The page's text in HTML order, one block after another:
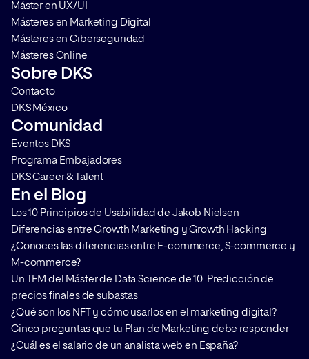
Máster en UX/UI
Másteres en Marketing Digital
Másteres en Ciberseguridad
Másteres Online
Sobre DKS
Contacto
DKS México
Comunidad
Eventos DKS
Programa Embajadores
DKS Career & Talent
En el Blog
Los 10 Principios de Usabilidad de Jakob Nielsen
Diferencias entre Growth Marketing y Growth Hacking
¿Conoces las diferencias entre E-commerce, S-commerce y
M-commerce?
Un TFM del Máster de Data Science de 10: Predicción de
precios finales de subastas
¿Qué son los NFT y cómo usarlos en el marketing digital?
Cinco preguntas que tu Plan de Marketing debe responder
¿Cuál es el salario de un analista web en España?